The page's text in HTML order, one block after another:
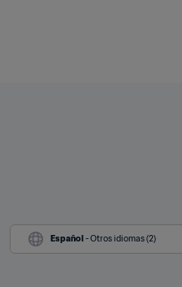
Español - Otros idiomas (2)